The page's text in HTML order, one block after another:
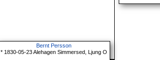
Bernt Persson
* 1830-05-23 Alehagen Simmersed, Ljung O